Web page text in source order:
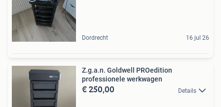
Dordrecht 16 jul 26
Z.g.a.n. Goldwell PROedition
professionele werkwagen
€ 250,00 Details